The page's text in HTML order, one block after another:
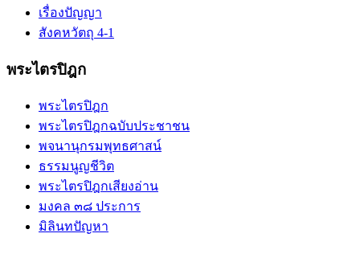
เรื่องปัญญา
สังคหวัตถุ 4-1
พระไตรปิฎก
พระไตรปิฎก
พระไตรปิฎกฉบับประชาชน
พจนานุกรมพุทธศาสน์
ธรรมนูญชีวิต
พระไตรปิฎกเสียงอ่าน
มงคล ๓๘ ประการ
มิลินทปัญหา